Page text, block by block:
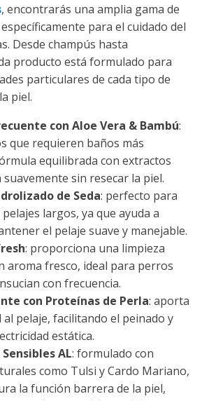
, encontrarás una amplia gama de
para el cuidado del
Desde champús hasta
producto está formulado para
particulares de cada tipo de
piel.
con Aloe Vera & Bambú:
que requieren baños más
equilibrada con extractos
sin resecar la piel.
de Seda: perfecto para
largos, ya que ayuda a
el pelaje suave y manejable.
: proporciona una limpieza
aroma fresco, ideal para perros
con frecuencia.
con Proteínas de Perla: aporta
pelaje, facilitando el peinado y
estática.
AL: formulado con
como Tulsi y Cardo Mariano,
la función barrera de la piel,